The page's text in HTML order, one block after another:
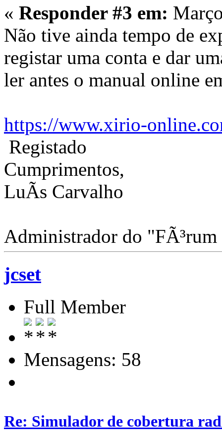
« Responder #3 em:
Não tive ainda tempo de
registar uma conta e dar
ler antes o manual online
https://www.xirio-
Registado
Cumprimentos,
LuÃ­s Carvalho
Administrador do
jcset
Full Member
Mensagens: 58
Re: Simulador de cobertura